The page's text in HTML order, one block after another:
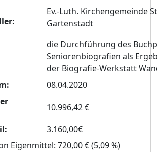
Ev.-Luth. Kirchengemeinde
Gartenstadt
die Durchführung des
Seniorenbiografien als
der Biografie-Werkstatt
08.04.2020
10.996,42 €
3.160,00€
Eigenmittel: 720,00 € (5,09 %)